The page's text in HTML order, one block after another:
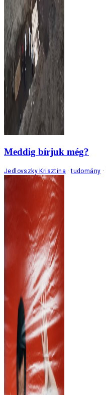
Meddig bírjuk még?
Jedlovszky Krisztina tudomány